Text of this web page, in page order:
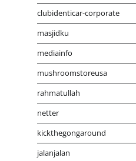
clubidenticar-corporate
masjidku
mediainfo
mushroomstoreusa
rahmatullah
netter
kickthegongaround
jalanjalan